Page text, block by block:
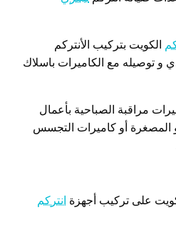
الكويت بتركيب الأنتركم
و توصيله مع الكاميرات باسلاك
مراقبة الصباحية بأعمال
المصغرة أو كاميرات التجسس
على تركيب أجهزة
انتركم